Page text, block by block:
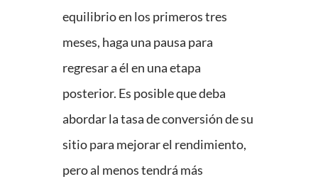
equilibrio en los primeros tres
meses, haga una pausa para
regresar a él en una etapa
posterior. Es posible que deba
abordar la tasa de conversión de su
sitio para mejorar el rendimiento,
pero al menos tendrá más